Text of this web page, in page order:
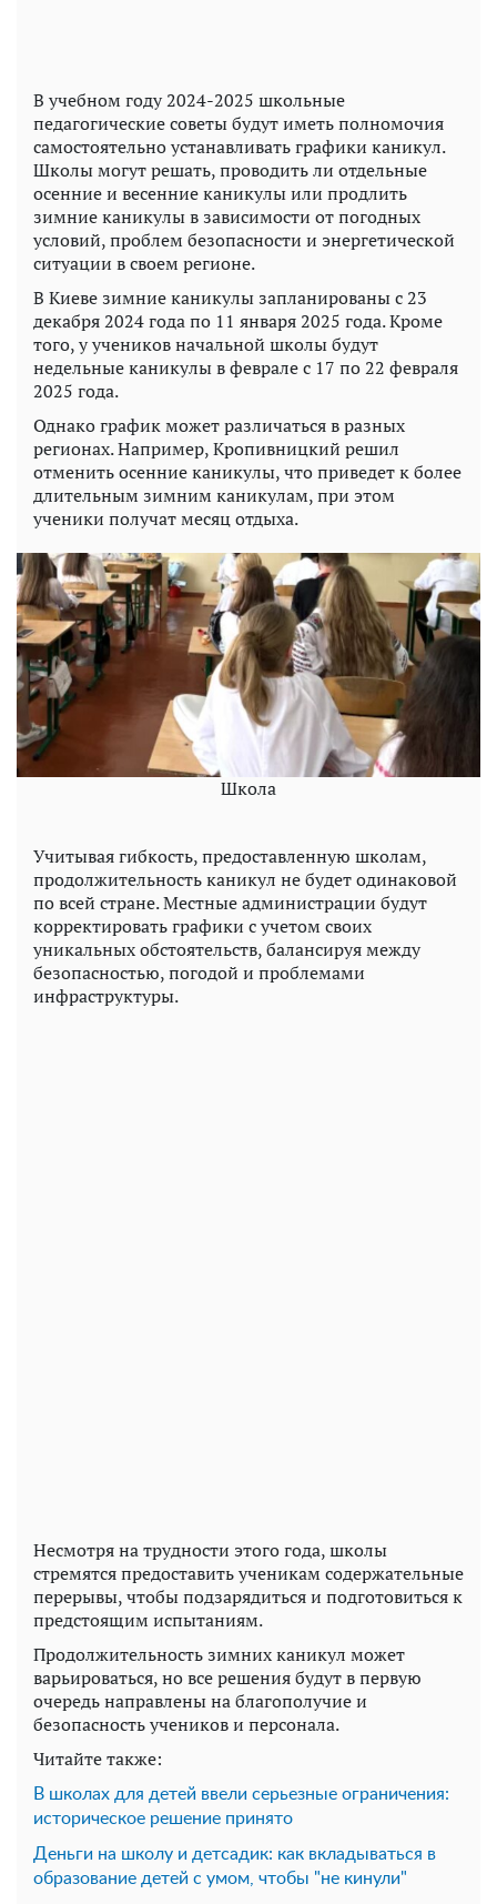
В учебном году 2024-2025 школьные
педагогические советы будут иметь полномочия
самостоятельно устанавливать графики каникул.
Школы могут решать, проводить ли отдельные
осенние и весенние каникулы или продлить
зимние каникулы в зависимости от погодных
условий, проблем безопасности и энергетической
ситуации в своем регионе.
В Киеве зимние каникулы запланированы с 23
декабря 2024 года по 11 января 2025 года. Кроме
того, у учеников начальной школы будут
недельные каникулы в феврале с 17 по 22 февраля
2025 года.
Однако график может различаться в разных
регионах. Например, Кропивницкий решил
отменить осенние каникулы, что приведет к более
длительным зимним каникулам, при этом
ученики получат месяц отдыха.
Школа
Учитывая гибкость, предоставленную школам,
продолжительность каникул не будет одинаковой
по всей стране. Местные администрации будут
корректировать графики с учетом своих
уникальных обстоятельств, балансируя между
безопасностью, погодой и проблемами
инфраструктуры.
Несмотря на трудности этого года, школы
стремятся предоставить ученикам содержательные
перерывы, чтобы подзарядиться и подготовиться к
предстоящим испытаниям.
Продолжительность зимних каникул может
варьироваться, но все решения будут в первую
очередь направлены на благополучие и
безопасность учеников и персонала.
Читайте также:
В школах для детей ввели серьезные ограничения:
историческое решение принято
Деньги на школу и детсадик: как вкладываться в
образование детей с умом, чтобы "не кинули"